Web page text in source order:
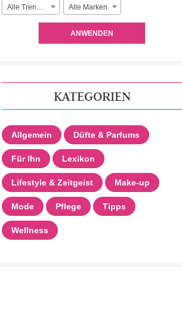
Alle Trendlooks Alle Marken
ANWENDEN
KATEGORIEN
Allgemein Düfte & Parfums
Für Ihn Lexikon
Lifestyle & Zeitgeist Make-up
Mode Pflege Tipps
Wellness